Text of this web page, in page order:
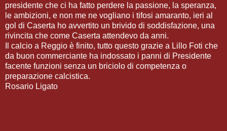
presidente che ci ha fatto perdere la passione, la speranza,
le ambizioni, e non me ne vogliano i tifosi amaranto, ieri al
gol di Caserta ho avvertito un brivido di soddisfazione, una
rivincita che come Caserta attendevo da anni.
Il calcio a Reggio è finito, tutto questo grazie a Lillo Foti che
da buon commerciante ha indossato i panni di Presidente
facente funzioni senza un briciolo di competenza o
preparazione calcistica.
Rosario Ligato